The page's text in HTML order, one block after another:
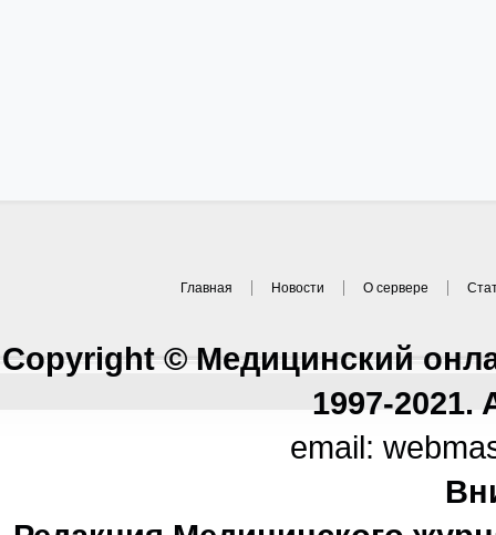
Главная Новости О сервере
Copyright © Медицинский
1997-2021.
email: